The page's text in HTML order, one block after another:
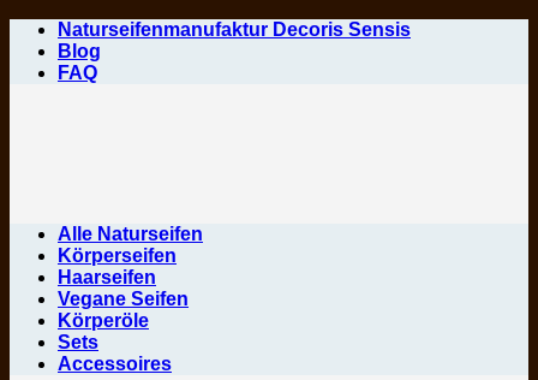
Zum
Inhalt
springen
Naturseifenmanufaktur Decoris Sensis
Blog
FAQ
Alle Naturseifen
Körperseifen
Haarseifen
Vegane Seifen
Körperöle
Sets
Accessoires